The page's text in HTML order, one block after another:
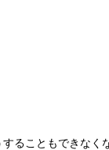
ることもできなく